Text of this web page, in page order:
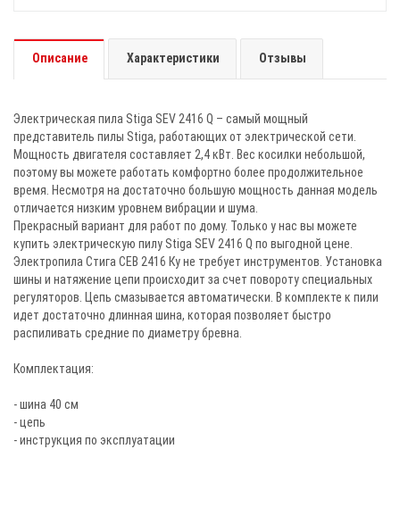
Описание Характеристики Отзывы
Электрическая пила Stiga SEV 2416 Q – самый мощный
представитель пилы Stiga, работающих от электрической сети.
Мощность двигателя составляет 2,4 кВт. Вес косилки небольшой,
поэтому вы можете работать комфортно более продолжительное
время. Несмотря на достаточно большую мощность данная модель
отличается низким уровнем вибрации и шума.
Прекрасный вариант для работ по дому. Только у нас вы можете
купить электрическую пилу Stiga SEV 2416 Q по выгодной цене.
Электропила Стига СЕВ 2416 Ку не требует инструментов. Установка
шины и натяжение цепи происходит за счет повороту специальных
регуляторов. Цепь смазывается автоматически. В комплекте к пили
идет достаточно длинная шина, которая позволяет быстро
распиливать средние по диаметру бревна.
Комплектация:
- шина 40 см
- цепь
- инструкция по эксплуатации